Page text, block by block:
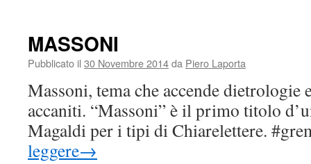
MASSONI
Pubblicato il 30 Novembre 2014da Piero Laporta
Massoni, tema che accende dietrologie
accaniti. “Massoni” è il primo titolo
Magaldi per i tipi di Chiarelettere.
leggere→